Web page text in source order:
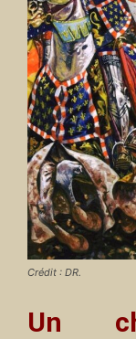
Crédit : DR.
Un